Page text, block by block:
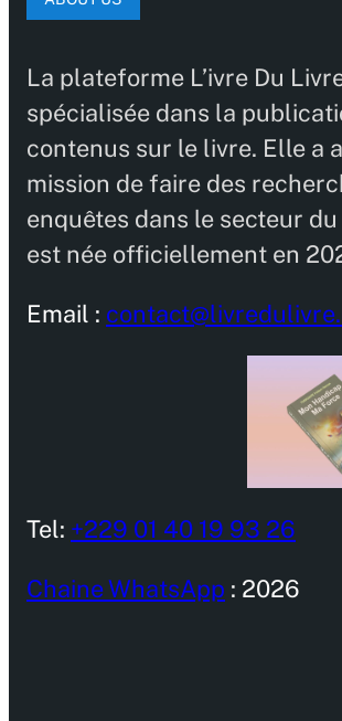
La plateforme L’ivre Du
spécialisée dans la
contenus sur le livre. Elle a
mission de faire des
enquêtes dans le secteur
est née officiellement en
Email :
Tel: +229 01 40 19 93 26
Chaine WhatsApp : 2026